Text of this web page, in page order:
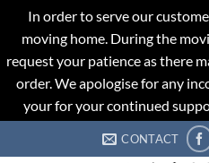
In order to serve our
moving home. During the
request your patience as there
order. We apologise for any
your for your continued
to
CONTACT